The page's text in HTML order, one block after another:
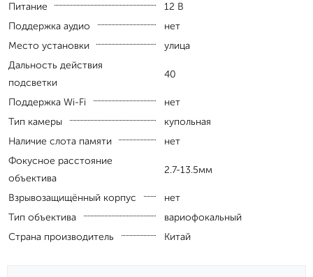
Питание
12 В
Поддержка аудио
нет
Место установки
улица
Дальность действия
подсветки
40
Поддержка Wi-Fi
нет
Тип камеры
купольная
Наличие слота памяти
нет
Фокусное расстояние
объектива
2.7-13.5мм
Взрывозащищённый корпус
нет
Тип объектива
вариофокальный
Страна производитель
Китай